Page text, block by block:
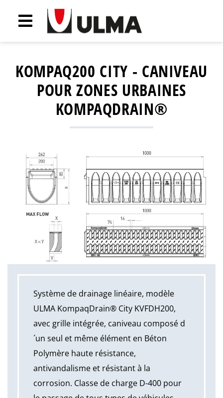
KOMPAQ200 CITY - CANIVEAU
POUR ZONES URBAINES
KOMPAQDRAIN®
Système de drainage linéaire, modèle
ULMA KompaqDrain® City KVFDH200,
avec grille intégrée, caniveau composé d
´un seul et même élément en Béton
Polymère haute résistance,
antivandalisme et résistant à la
corrosion. Classe de charge D-400 pour